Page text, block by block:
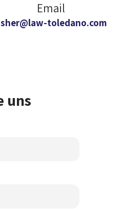
Email
toledano.com
uns